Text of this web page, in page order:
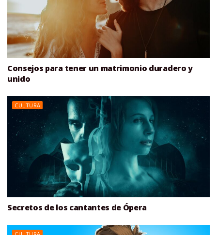
Consejos para tener un matrimonio duradero y
unido
CULTURA
Secretos de los cantantes de Ópera